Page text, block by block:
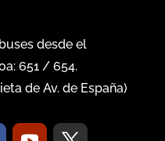
desde el
651/ 654.
de Av. de España)